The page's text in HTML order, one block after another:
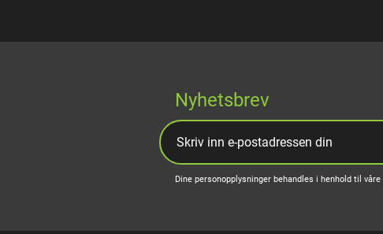
Nyhetsbrev
Dine personopplysninger behandles i henhold til våre